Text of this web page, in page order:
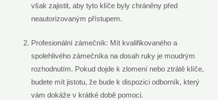
však zajistit, aby tyto klíče byly chráněny před
neautorizovaným přístupem.
Profesionální zámečník: Mít kvalifikovaného a
spolehlivého zámečníka na dosah ruky je moudrým
rozhodnutím. Pokud dojde k zlomení nebo ztrátě klíče,
budete mít jistotu, že bude k dispozici odborník, který
vám dokáže v krátké době pomoci.